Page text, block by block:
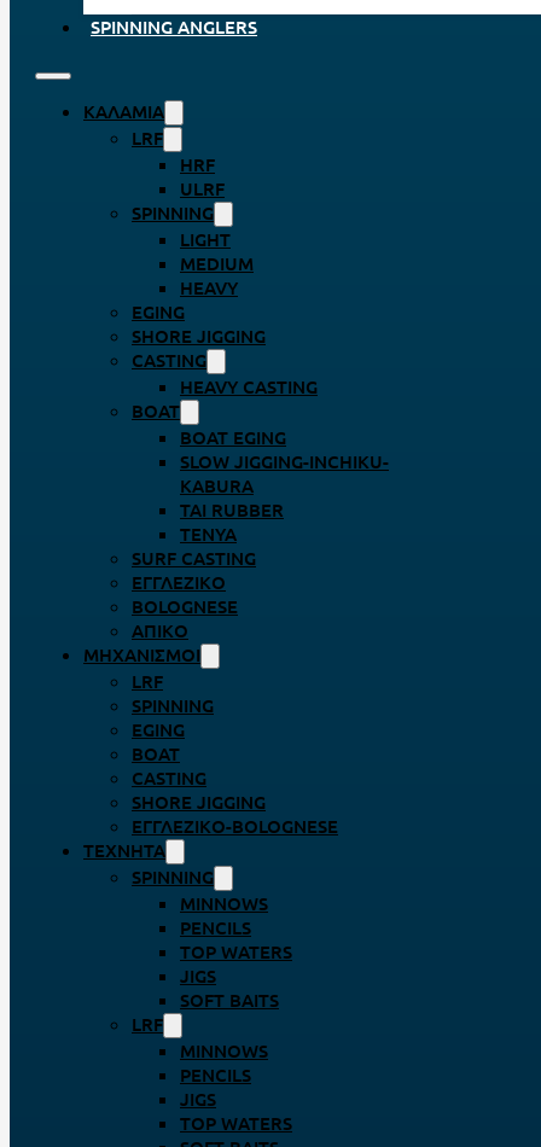
SPINNING ANGLERS
ΚΑΛΆΜΙΑ
LRF
HRF
ULRF
SPINNING
LIGHT
MEDIUM
HEAVY
EGING
SHORE JIGGING
CASTING
HEAVY CASTING
BOAT
BOAT EGING
SLOW JIGGING-INCHIKU-
KABURA
TAI RUBBER
TENYA
SURF CASTING
ΕΓΓΛΈΖΙΚΟ
BOLOGNESE
ΑΠΊΚΟ
ΜΗΧΑΝΙΣΜΟΊ
LRF
SPINNING
EGING
BOAT
CASTING
SHORE JIGGING
ΕΓΓΛΈΖΙΚΟ-BOLOGNESE
ΤΕΧΝΗΤΆ
SPINNING
MINNOWS
PENCILS
TOP WATERS
JIGS
SOFT BAITS
LRF
MINNOWS
PENCILS
JIGS
TOP WATERS